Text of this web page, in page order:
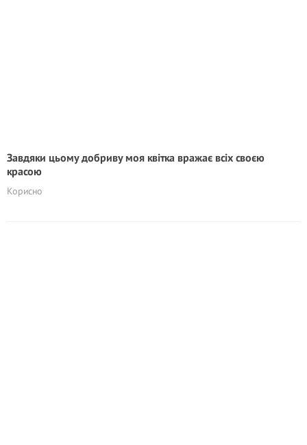
Завдяки цьому добриву моя квітка вражає всіх своєю
красою
Корисно